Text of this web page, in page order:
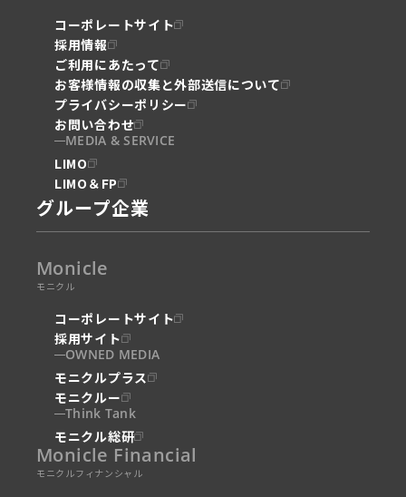
コーポレートサイト
採用情報
ご利用にあたって
お客様情報の収集と外部送信について
プライバシーポリシー
お問い合わせ
MEDIA & SERVICE
LIMO
LIMO＆FP
グループ企業
Monicle
モニクル
コーポレートサイト
採用サイト
OWNED MEDIA
モニクルプラス
モニクルー
Think Tank
モニクル総研
Monicle Financial
モニクルフィナンシャル